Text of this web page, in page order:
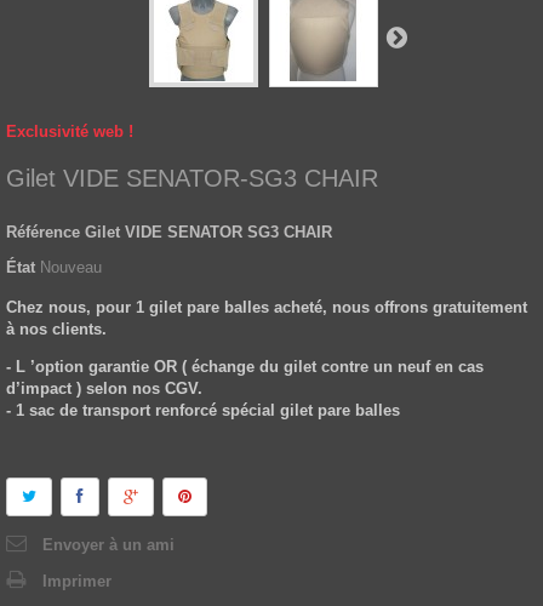
Exclusivité web !
Gilet VIDE SENATOR-SG3 CHAIR
Référence Gilet VIDE SENATOR SG3 CHAIR
État Nouveau
Chez nous, pour 1 gilet pare balles acheté, nous offrons gratuitement
à nos clients.
- L ’option garantie OR ( échange du gilet contre un neuf en cas
d’impact ) selon nos CGV.
- 1 sac de transport renforcé spécial gilet pare balles
Envoyer à un ami
Imprimer